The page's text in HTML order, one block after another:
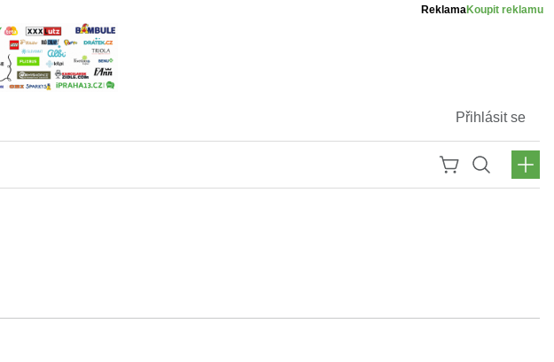
ReklamaKoupit reklamu
Přihlásit se